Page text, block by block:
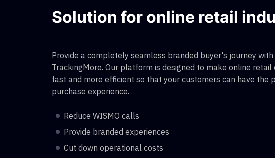
Solution for online retail
Provide a completely seamless branded buyer's journey with
TrackingMore. Our platform is designed to make online retail
fast and more efficient so that your customers can have the
purchase experience.
Reduce WISMO calls
Provide branded experiences
Cut down operational costs